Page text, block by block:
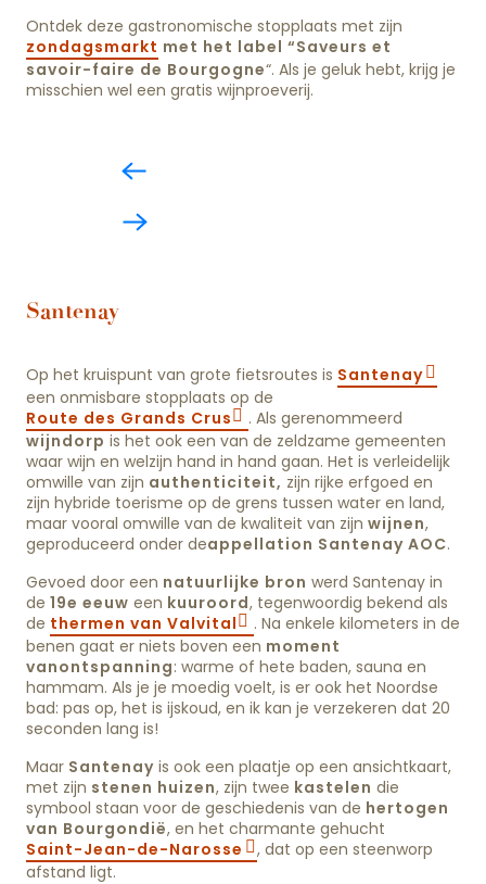
Ontdek deze gastronomische stopplaats met zijn
zondagsmarkt met het label “Saveurs et
savoir-faire de Bourgogne“. Als je geluk hebt, krijg je
misschien wel een gratis wijnproeverij.
Santenay
Op het kruispunt van grote fietsroutes is Santenay
een onmisbare stopplaats op de
Route des Grands Crus
. Als gerenommeerd
wijndorp is het ook een van de zeldzame gemeenten
waar wijn en welzijn hand in hand gaan. Het is verleidelijk
omwille van zijn authenticiteit, zijn rijke erfgoed en
zijn hybride toerisme op de grens tussen water en land,
maar vooral omwille van de kwaliteit van zijn wijnen,
geproduceerd onder deappellation Santenay AOC.
Gevoed door een natuurlijke bron werd Santenay in
de 19e eeuw een kuuroord, tegenwoordig bekend als
de thermen van Valvital
. Na enkele kilometers in de
benen gaat er niets boven een moment
vanontspanning: warme of hete baden, sauna en
hammam. Als je je moedig voelt, is er ook het Noordse
bad: pas op, het is ijskoud, en ik kan je verzekeren dat 20
seconden lang is!
Maar Santenay is ook een plaatje op een ansichtkaart,
met zijn stenen huizen, zijn twee kastelen die
symbool staan voor de geschiedenis van de hertogen
van Bourgondië, en het charmante gehucht
Saint-Jean-de-Narosse
, dat op een steenworp
afstand ligt.